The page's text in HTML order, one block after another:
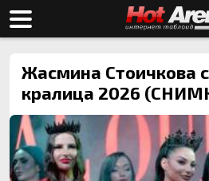
Жасмина Стоичкова
кралица 2026